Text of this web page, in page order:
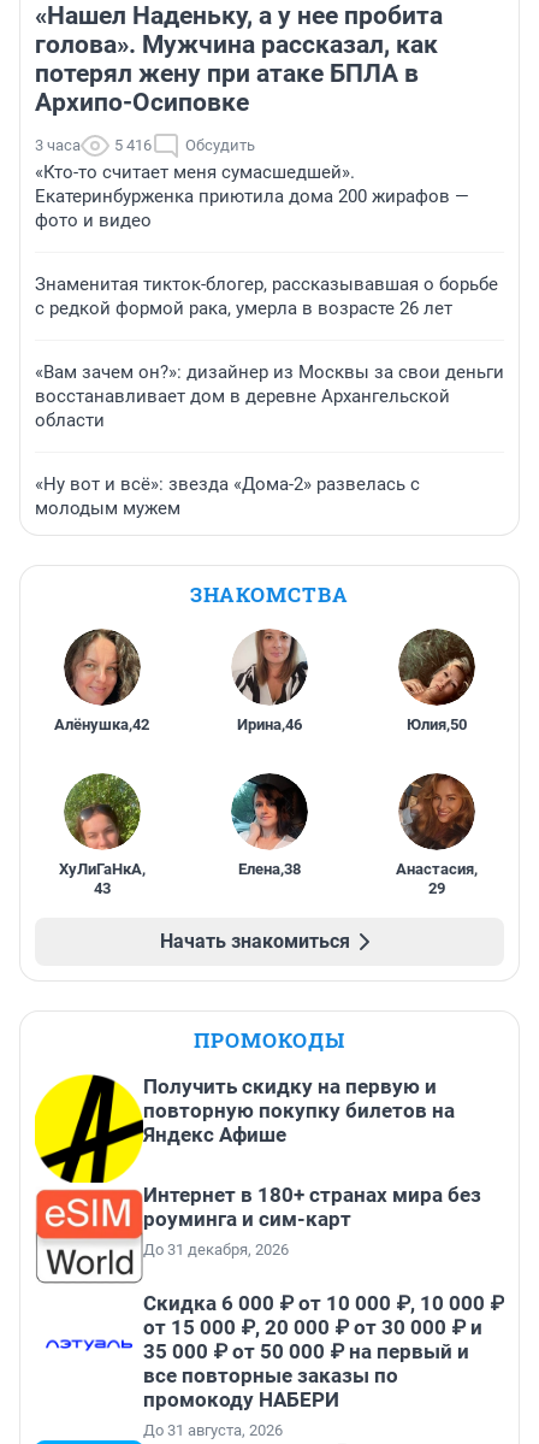
«Нашел Наденьку, а у нее пробита
голова». Мужчина рассказал, как
потерял жену при атаке БПЛА в
Архипо-Осиповке
3 часа 5 416 Обсудить
«Кто-то считает меня сумасшедшей».
Екатеринбурженка приютила дома 200 жирафов —
фото и видео
Знаменитая тикток-блогер, рассказывавшая о борьбе
с редкой формой рака, умерла в возрасте 26 лет
«Вам зачем он?»: дизайнер из Москвы за свои деньги
восстанавливает дом в деревне Архангельской
области
«Ну вот и всё»: звезда «Дома-2» развелась с
молодым мужем
ЗНАКОМСТВА
Алёнушка,42 Ирина,46 Юлия,50
ХуЛиГаНкА,
43
Елена,38 Анастасия,
29
Начать знакомиться
ПРОМОКОДЫ
Получить скидку на первую и
повторную покупку билетов на
Яндекс Афише
Интернет в 180+ странах мира без
роуминга и сим-карт
До 31 декабря, 2026
Скидка 6 000 ₽ от 10 000 ₽, 10 000 ₽
от 15 000 ₽, 20 000 ₽ от 30 000 ₽ и
35 000 ₽ от 50 000 ₽ на первый и
все повторные заказы по
промокоду НАБЕРИ
До 31 августа, 2026